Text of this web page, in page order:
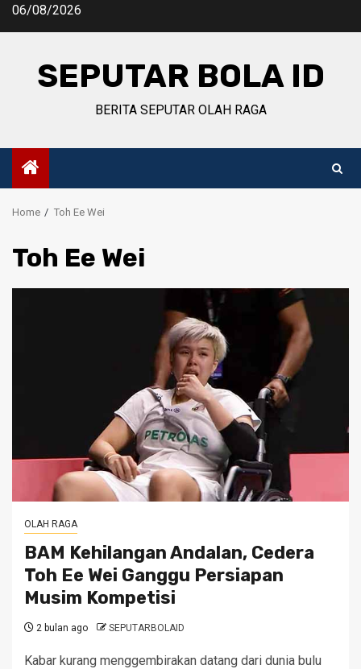
Skip06/08/2026
SEPUTAR BOLA ID
BERITA SEPUTAR OLAH RAGA
Home Toh Ee Wei
Toh Ee Wei
OLAH RAGA
BAM Kehilangan Andalan, Cedera
Toh Ee Wei Ganggu Persiapan
Musim Kompetisi
2 bulan ago SEPUTARBOLAID
Kabar kurang menggembirakan datang dari dunia bulu